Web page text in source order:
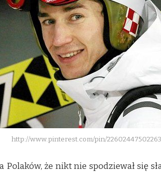
http://www.pinterest.com/pin/
że nikt nie spodziewał się